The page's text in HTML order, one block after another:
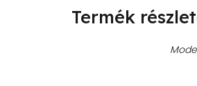
Termék